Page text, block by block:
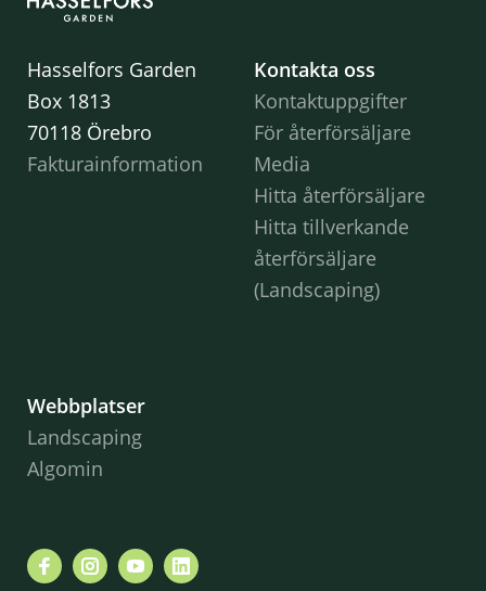
Hasselfors Garden
Box 1813
70118 Örebro
Fakturainformation
Kontakta oss
Kontaktuppgifter
För återförsäljare
Media
Hitta återförsäljare
Hitta tillverkande
återförsäljare
(Landscaping)
Webbplatser
Landscaping
Algomin